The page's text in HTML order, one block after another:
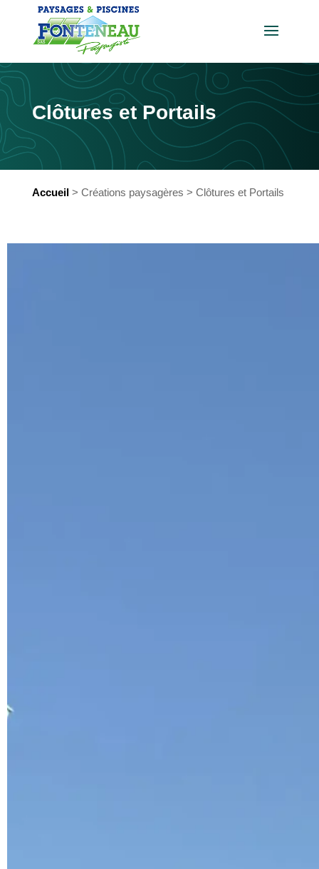
Clôtures et Portails
Accueil > Créations paysagères > Clôtures et Portails